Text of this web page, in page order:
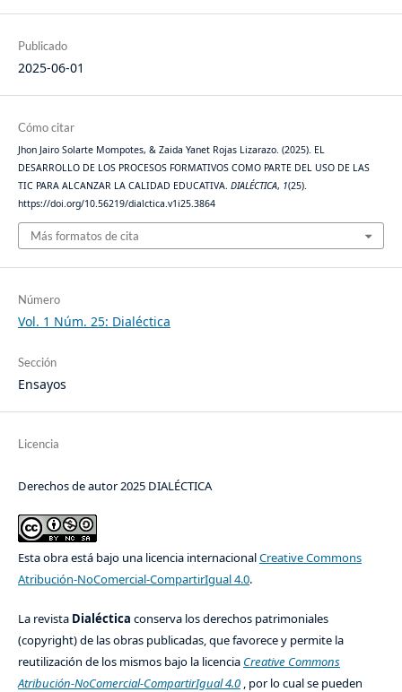
Publicado
2025-06-01
Cómo citar
Jhon Jairo Solarte Mompotes, & Zaida Yanet Rojas Lizarazo. (2025). EL
DESARROLLO DE LOS PROCESOS FORMATIVOS COMO PARTE DEL USO DE LAS
TIC PARA ALCANZAR LA CALIDAD EDUCATIVA. DIALÉCTICA, 1(25).
https://doi.org/10.56219/dialctica.v1i25.3864
Más formatos de cita
Número
Vol. 1 Núm. 25: Dialéctica
Sección
Ensayos
Licencia
Derechos de autor 2025 DIALÉCTICA
Esta obra está bajo una licencia internacionalCreative Commons
Atribución-NoComercial-CompartirIgual 4.0.
La revista Dialéctica conserva los derechos patrimoniales
(copyright) de las obras publicadas, que favorece y permite la
reutilización de los mismos bajo la licencia Creative Commons
Atribución-NoComercial-CompartirIgual 4.0, por lo cual se pueden